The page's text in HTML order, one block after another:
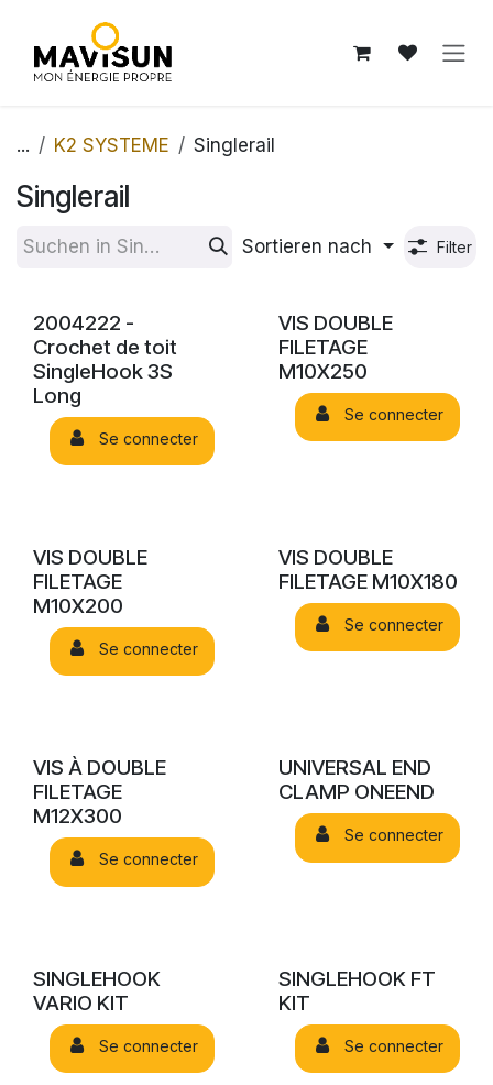
... K2 SYSTEME Singlerail
Singlerail
Sortieren nach Filter
2004222 -
Crochet de toit
SingleHook 3S
Long
Se connecter
VIS DOUBLE
FILETAGE
M10X250
Se connecter
VIS DOUBLE
FILETAGE
M10X200
Se connecter
VIS DOUBLE
FILETAGE M10X180
Se connecter
VIS À DOUBLE
FILETAGE
M12X300
Se connecter
UNIVERSAL END
CLAMP ONEEND
Se connecter
SINGLEHOOK
VARIO KIT
Se connecter
SINGLEHOOK FT
KIT
Se connecter